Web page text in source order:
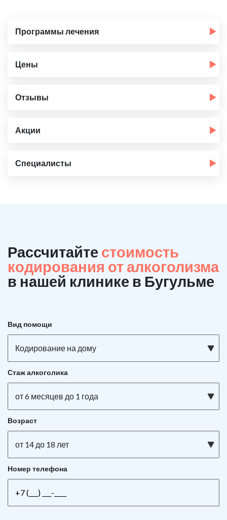
Программы лечения
Цены
Отзывы
Акции
Специалисты
Рассчитайте стоимость
кодирования от алкоголизма
в нашей клинике в Бугульме
Вид помощи
Кодирование на дому
Стаж алкоголика
от 6 месяцев до 1 года
Возраст
от 14 до 18 лет
Номер телефона